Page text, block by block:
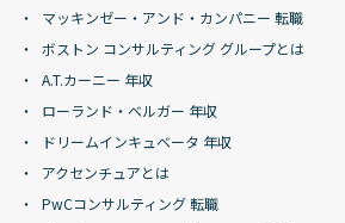
マッキンゼー・アンド・カンパニー 転職
ボストン コンサルティング グループとは
A.T.カーニー 年収
ローランド・ベルガー 年収
ドリームインキュベータ 年収
アクセンチュアとは
PwCコンサルティング 転職